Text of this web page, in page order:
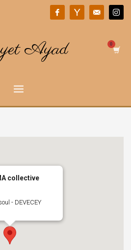
Ayad
collective
- DEVECEY